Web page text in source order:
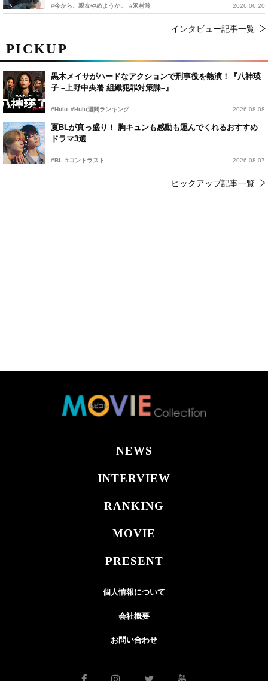
PICKUP
黒木メイサがハードなアクションで刑事役を熱演！『八神瑛
子 –上野中央署 組織犯罪対策課–』
#Hulu #Hulu週間ランキング 2026.08.08
夏BLが真っ盛り！ 胸キュンも感動も運んでくれるおすすめ
ドラマ3選
#BL #コントラスト 2026.08.07
ピックアップ記事一覧
#今から、親友やめようか。 #沢村玲 2026.06.20
インタビュー記事一覧
NEWS
INTERVIEW
RANKING
MOVIE
PRESENT
個人情報について
会社概要
お問い合わせ